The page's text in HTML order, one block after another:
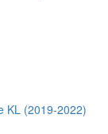
KL (2019-2022)